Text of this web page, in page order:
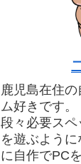
鹿児島在住
ム好きです。
段々必要ス
を遊ぶよう
に自作でPC